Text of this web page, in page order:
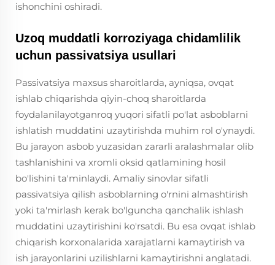
ishonchini oshiradi.
Uzoq muddatli korroziyaga chidamlilik
uchun passivatsiya usullari
Passivatsiya maxsus sharoitlarda, ayniqsa, ovqat
ishlab chiqarishda qiyin-choq sharoitlarda
foydalanilayotganroq yuqori sifatli po'lat asboblarni
ishlatish muddatini uzaytirishda muhim rol o'ynaydi.
Bu jarayon asbob yuzasidan zararli aralashmalar olib
tashlanishini va xromli oksid qatlamining hosil
bo'lishini ta'minlaydi. Amaliy sinovlar sifatli
passivatsiya qilish asboblarning o'rnini almashtirish
yoki ta'mirlash kerak bo'lguncha qanchalik ishlash
muddatini uzaytirishini ko'rsatdi. Bu esa ovqat ishlab
chiqarish korxonalarida xarajatlarni kamaytirish va
ish jarayonlarini uzilishlarni kamaytirishni anglatadi.